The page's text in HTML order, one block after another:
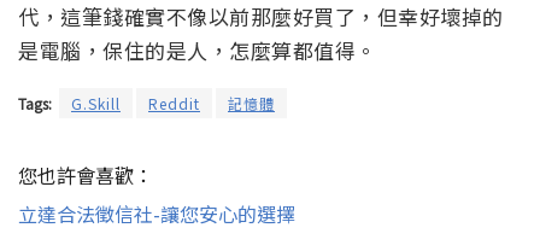
代，這筆錢確實不像以前那麼好買了，但幸好壞掉的
是電腦，保住的是人，怎麼算都值得。
Tags: G.Skill Reddit 記憶體
您也許會喜歡：
立達合法徵信社-讓您安心的選擇